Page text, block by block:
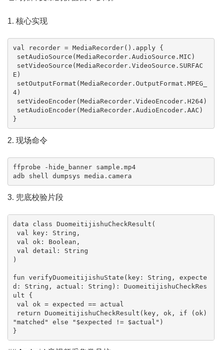
1. 核心实现
val recorder = MediaRecorder().apply {
E)
4)
}
2. 现场命令
ffprobe -hide_banner sample.mp4
adb shell dumpsys media.camera
3. 兜底校验片段
data class DuomeitijishuCheckResult(
)
fun verifyDuomeitijishuState(key: String, expecte
d: String, actual: String): DuomeitijishuCheckRes
ult {
"matched" else "$expected != $actual")
}